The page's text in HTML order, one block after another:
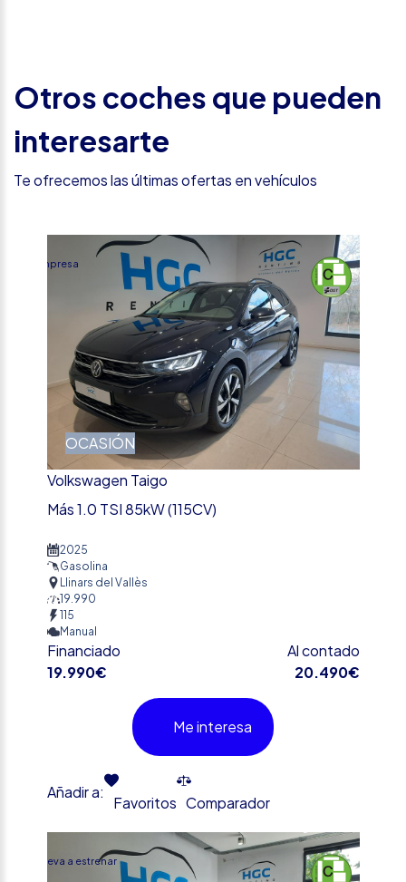
Otros coches que pueden
interesarte
Te ofrecemos las últimas ofertas en vehículos
OCASIÓN
Empresa
Volkswagen Taigo
Más 1.0 TSI 85kW (115CV)
2025
Gasolina
Llinars del Vallès
19.990
115
Manual
Financiado
19.990€
Al contado
20.490€
Me interesa
Añadir a:
Favoritos Comparador
Nueva a estrenar